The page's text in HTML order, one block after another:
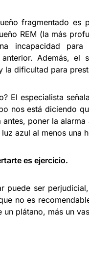
fragmentado es
REM (la más
incapacidad
Además, el
dificultad para
El especialista
nos está diciendo
poner la
azul al menos una
es ejercicio.
puede ser
no es
plátano, más un